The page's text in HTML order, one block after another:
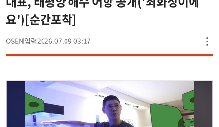
요')[순간포착]
OSEN 2026.07.09 03:17